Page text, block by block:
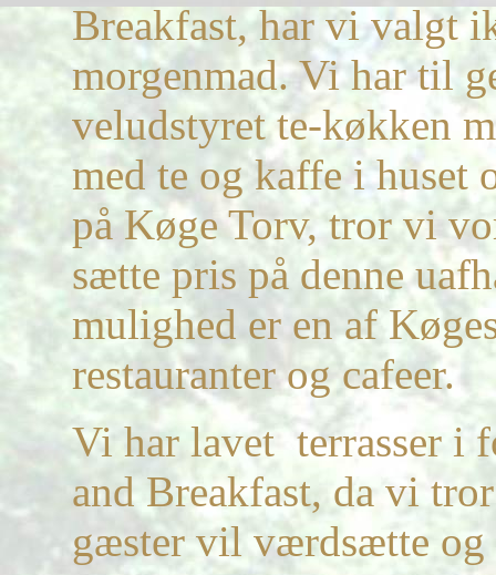
Breakfast, har vi valgt
morgenmad. Vi har til
veludstyret te-køkken
med te og kaffe i huset
på Køge Torv, tror vi
sætte pris på denne
mulighed er en af
restauranter og cafeer.
Vi har lavet terrasser i
and Breakfast, da vi
gæster vil værdsætte og